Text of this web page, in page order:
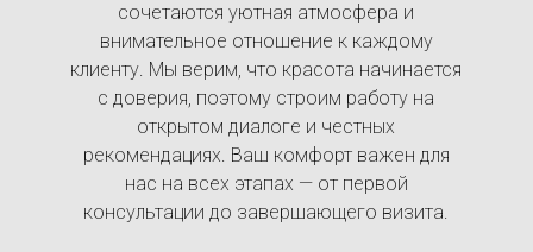
сочетаются уютная атмосфера и
внимательное отношение к каждому
клиенту. Мы верим, что красота начинается
с доверия, поэтому строим работу на
открытом диалоге и честных
рекомендациях. Ваш комфорт важен для
нас на всех этапах — от первой
консультации до завершающего визита.